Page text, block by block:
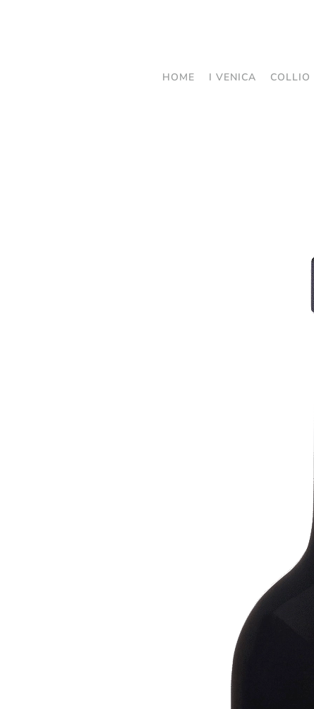
HOME I VENICA COLLIO